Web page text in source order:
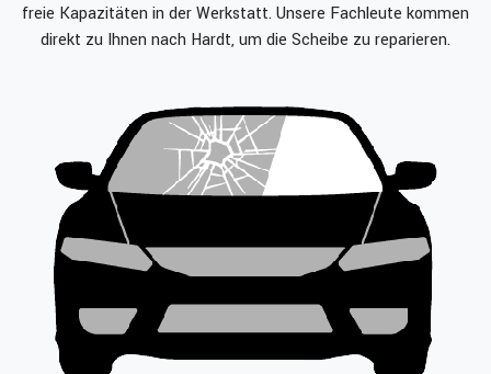
freie Kapazitäten in der Werkstatt. Unsere Fachleute kommen
direkt zu Ihnen nach Hardt, um die Scheibe zu reparieren.